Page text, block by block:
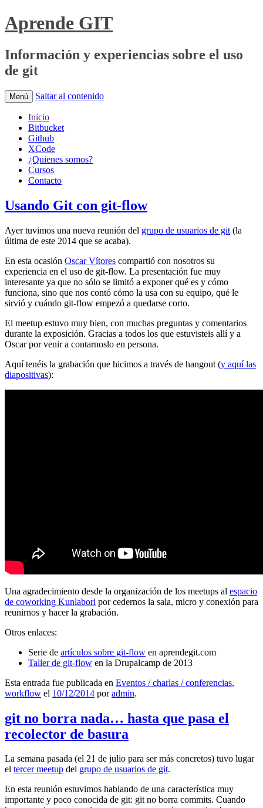
Aprende GIT
Información y experiencias sobre el uso
de git
Menú Saltar al contenido
Inicio
Bitbucket
Github
XCode
¿Quienes somos?
Cursos
Contacto
Usando Git con git-flow
Ayer tuvimos una nueva reunión del grupo de usuarios de git (la
última de este 2014 que se acaba).
En esta ocasión Oscar Vítores compartió con nosotros su
experiencia en el uso de git-flow. La presentación fue muy
interesante ya que no sólo se limitó a exponer qué es y cómo
funciona, sino que nos contó cómo la usa con su equipo, qué le
sirvió y cuándo git-flow empezó a quedarse corto.
El meetup estuvo muy bien, con muchas preguntas y comentarios
durante la exposición. Gracias a todos los que estuvisteis allí y a
Oscar por venir a contarnoslo en persona.
Aquí tenéis la grabación que hicimos a través de hangout (y aquí las
diapositivas):
Una agradecimiento desde la organización de los meetups al espacio
de coworking Kunlabori por cedernos la sala, micro y conexión para
reunirnos y hacer la grabación.
Otros enlaces:
Serie de artículos sobre git-flow en aprendegit.com
Taller de git-flow en la Drupalcamp de 2013
Esta entrada fue publicada en Eventos / charlas / conferencias,
workflow el 10/12/2014 poradmin.
git no borra nada… hasta que pasa el
recolector de basura
La semana pasada (el 21 de julio para ser más concretos) tuvo lugar
el tercer meetup del grupo de usuarios de git.
En esta reunión estuvimos hablando de una característica muy
importante y poco conocida de git: git no borra commits. Cuando